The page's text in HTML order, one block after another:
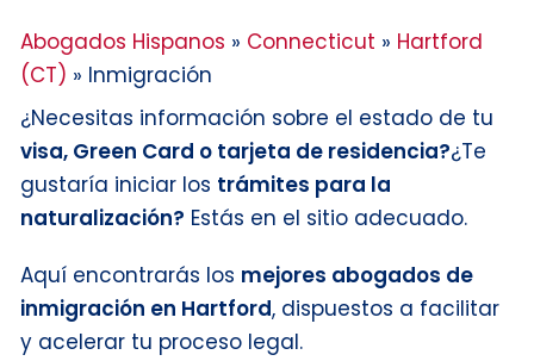
Abogados Hispanos » Connecticut » Hartford
(CT) » Inmigración
¿Necesitas información sobre el estado de tu
visa, Green Card o tarjeta de residencia?¿Te
gustaría iniciar los trámites para la
naturalización? Estás en el sitio adecuado.
Aquí encontrarás los mejores abogados de
inmigración en Hartford, dispuestos a facilitar
y acelerar tu proceso legal.